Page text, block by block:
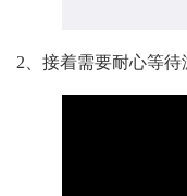
2、接着需要耐心等待